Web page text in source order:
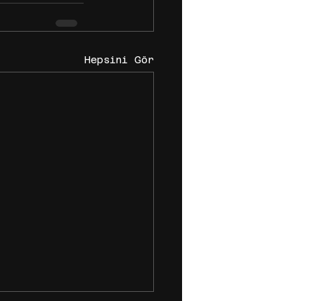
Hepsini Gör